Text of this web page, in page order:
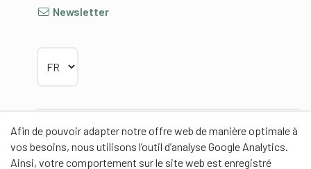
Afin de pouvoir adapter notre offre web de manière optimale à
vos besoins, nous utilisons l’outil d’analyse Google Analytics.
Ainsi, votre comportement sur le site web est enregistré
Newsletter
Partenaires